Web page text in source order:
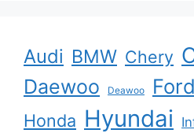
Audi BMW Chery
Daewoo Deawoo Ford
Honda Hyundai